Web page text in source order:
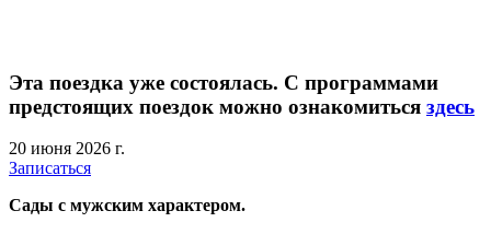
Эта поездка уже состоялась. С программами
предстоящих поездок можно ознакомиться здесь
20 июня 2026 г.
Записаться
Сады с мужским характером.